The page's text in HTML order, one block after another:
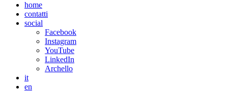
home
contatti
social
Facebook
Instagram
YouTube
LinkedIn
Archello
it
en